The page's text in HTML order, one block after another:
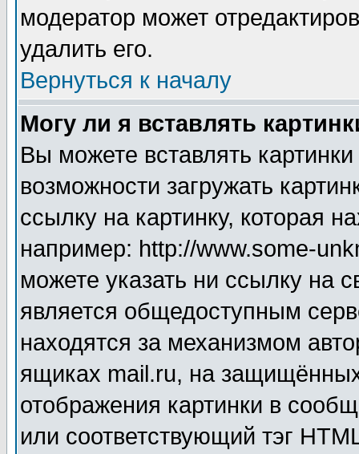
модератор может
удалить его.
Вернуться к началу
Могу ли я вставлять
Вы можете вставлять
возможности загружать
ссылку на картинку, которая
например: http://www.some-
можете указать ни ссылку на
является общедоступным
находятся за механизмом
ящиках mail.ru, на
отображения картинки в
или соответствующий тэг